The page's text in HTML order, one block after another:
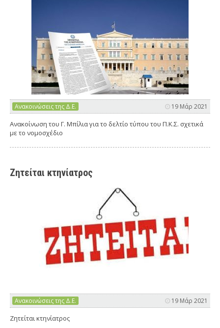
Ανακοινώσεις της Δ.Ε. 19 Μάρ 2021
Ανακοίνωση του Γ. Μπίλια για το δελτίο τύπου του Π.Κ.Σ. σχετικά
με το νομοσχέδιο
Ζητείται κτηνίατρος
Ανακοινώσεις της Δ.Ε. 19 Μάρ 2021
Ζητείται κτηνίατρος